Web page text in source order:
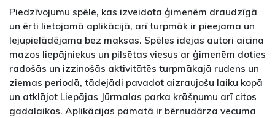
Piedzīvojumu spēle, kas izveidota ģimenēm draudzīgā
un ērti lietojamā aplikācijā, arī turpmāk ir pieejama un
lejupielādējama bez maksas. Spēles idejas autori aicina
mazos liepājniekus un pilsētas viesus ar ģimenēm doties
radošās un izzinošās aktivitātēs turpmākajā rudens un
ziemas periodā, tādejādi pavadot aizraujošu laiku kopā
un atklājot Liepājas Jūrmalas parka krāšņumu arī citos
gadalaikos. Aplikācijas pamatā ir bērnudārza vecuma